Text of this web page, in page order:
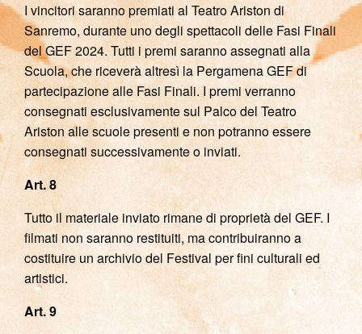
I vincitori saranno premiati al Teatro Ariston di
Sanremo, durante uno degli spettacoli delle Fasi Finali
del GEF 2024. Tutti i premi saranno assegnati alla
Scuola, che riceverà altresì la Pergamena GEF di
partecipazione alle Fasi Finali. I premi verranno
consegnati esclusivamente sul Palco del Teatro
Ariston alle scuole presenti e non potranno essere
consegnati successivamente o inviati.
Art. 8
Tutto il materiale inviato rimane di proprietà del GEF. I
filmati non saranno restituiti, ma contribuiranno a
costituire un archivio del Festival per fini culturali ed
artistici.
Art. 9